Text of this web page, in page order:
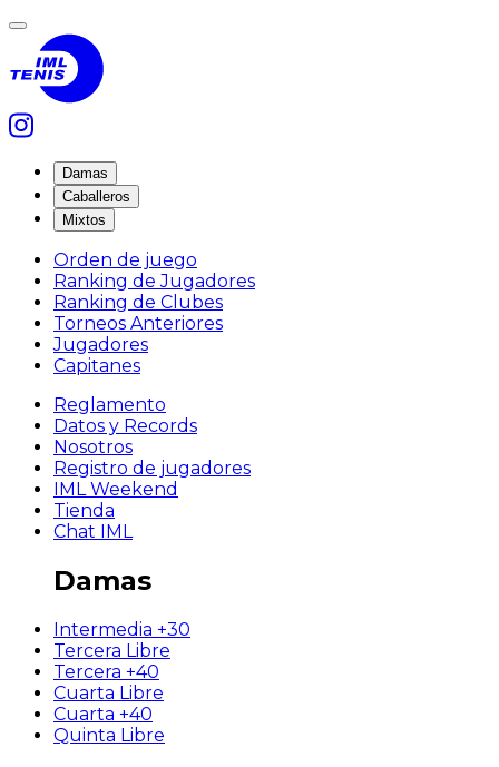
Damas
Caballeros
Mixtos
Orden de juego
Ranking de Jugadores
Ranking de Clubes
Torneos Anteriores
Jugadores
Capitanes
Reglamento
Datos y Records
Nosotros
Registro de jugadores
IML Weekend
Tienda
Chat IML
Damas
Intermedia +30
Tercera Libre
Tercera +40
Cuarta Libre
Cuarta +40
Quinta Libre